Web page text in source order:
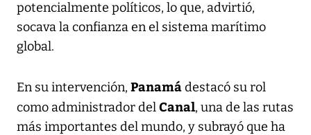
potencialmente políticos, lo que, advirtió,
socava la confianza en el sistema marítimo
global.
En su intervención, Panamádestacó su rol
como administrador delCanal, una de las rutas
más importantes del mundo, y subrayó que ha